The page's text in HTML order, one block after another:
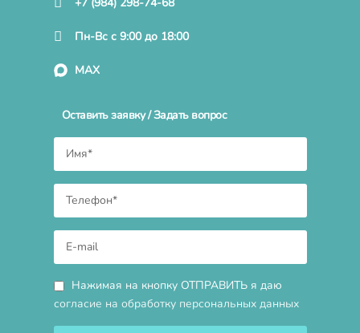
Пн-Вс с 9:00 до 18:00
MAX
Оставить заявку / Задать вопрос
Нажимая на кнопку ОТПРАВИТЬ я даю
согласие на обработку персональных данных